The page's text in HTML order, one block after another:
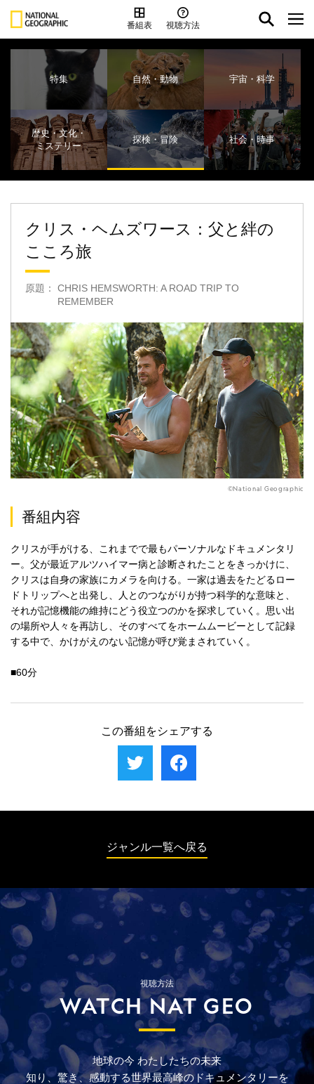
番組表 視聴方法
特集 自然・動物 宇宙・科学
歴史・文化・
ミステリー
探検・冒険 社会・時事
クリス・ヘムズワース：父と絆の
こころ旅
原題： CHRIS HEMSWORTH: A ROAD TRIP TO
REMEMBER
©National Geographic
番組内容
クリスが手がける、これまでで最もパーソナルなドキュメンタリ
ー。父が最近アルツハイマー病と診断されたことをきっかけに、
クリスは自身の家族にカメラを向ける。一家は過去をたどるロー
ドトリップへと出発し、人とのつながりが持つ科学的な意味と、
それが記憶機能の維持にどう役立つのかを探求していく。思い出
の場所や人々を再訪し、そのすべてをホームムービーとして記録
する中で、かけがえのない記憶が呼び覚まされていく。
■60分
この番組をシェアする
ジャンル一覧へ戻る
視聴方法
WATCH NAT GEO
地球の今 わたしたちの未来
知り、驚き、感動する世界最高峰のドキュメンタリーを